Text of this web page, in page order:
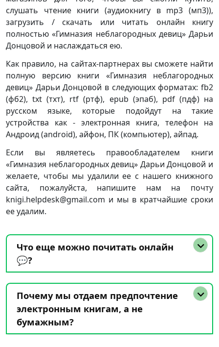
слушать чтение книги (аудиокнигу в mp3 (мп3)),
загрузить / скачать или читать онлайн книгу
полностью «Гимназия неблагородных девиц» Дарьи
Донцовой и наслаждаться ею.
Как правило, на сайтах-партнерах вы сможете найти
полную версию книги «Гимназия неблагородных
девиц» Дарьи Донцовой в следующих форматах: fb2
(фб2), txt (тхт), rtf (ртф), epub (эпаб), pdf (пдф) на
русском языке, которые подойдут на такие
устройства как - электронная книга, телефон на
Андроид (android), айфон, ПК (компьютер), айпад.
Если вы являетесь правообладателем книги
«Гимназия неблагородных девиц» Дарьи Донцовой и
желаете, чтобы мы удалили ее с нашего книжного
сайта, пожалуйста, напишите нам на почту
knigi.helpdesk@gmail.com и мы в кратчайшие сроки
ее удалим.
Что еще можно почитать онлайн
💬?
Почему мы отдаем предпочтение
электронным книгам, а не
бумажным?